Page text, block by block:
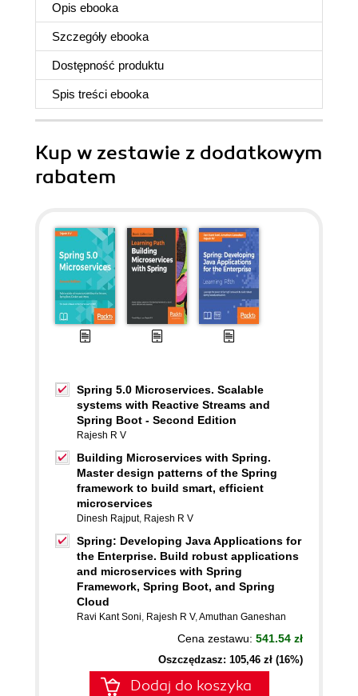
Opis ebooka
Szczegóły ebooka
Dostępność produktu
Spis treści ebooka
Kup w zestawie z dodatkowym
rabatem
Spring 5.0 Microservices. Scalable
systems with Reactive Streams and
Spring Boot - Second Edition
Rajesh R V
Building Microservices with Spring.
Master design patterns of the Spring
framework to build smart, efficient
microservices
Dinesh Rajput, Rajesh R V
Spring: Developing Java Applications for
the Enterprise. Build robust applications
and microservices with Spring
Framework, Spring Boot, and Spring
Cloud
Ravi Kant Soni, Rajesh R V,Amuthan Ganeshan
Cena zestawu: 541.54 zł
Oszczędzasz: 105,46 zł (16%)
Dodaj do koszyka